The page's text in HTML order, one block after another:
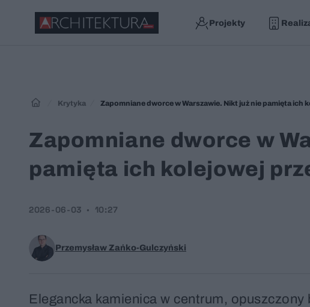
Projekty
Krytyka Zapomniane dworce w Warszawie. Nikt już nie pamięta ich
Zapomniane dworce w
pamięta ich kolejowej
Przemysław Zańko-Gulczyński
2026-06-03 10:27
Elegancka kamienica w centrum,